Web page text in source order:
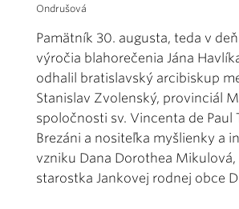
Ondrušová
Pamätník 30. augusta, teda v
výročia blahorečenia Jána
odhalil bratislavský arcibiskup
Stanislav Zvolenský, provinciál
spoločnosti sv. Vincenta de Paul
Brezáni a nositeľka myšlienky a
vzniku Dana Dorothea Mikulová,
starostka Jankovej rodnej obce